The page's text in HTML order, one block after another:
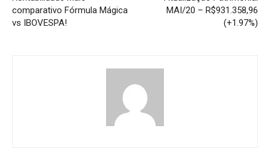
comparativo Fórmula Mágica
vs IBOVESPA!
MAI/20 – R$931.358,96
(+1.97%)